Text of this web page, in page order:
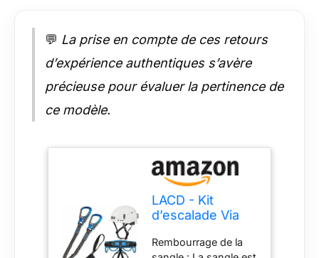
💬 La prise en compte de ces retours
d’expérience authentiques s’avère
précieuse pour évaluer la pertinence de
ce modèle.
LACD - Kit
d’escalade Via
2.0 - Sangle
Rembourrage de la